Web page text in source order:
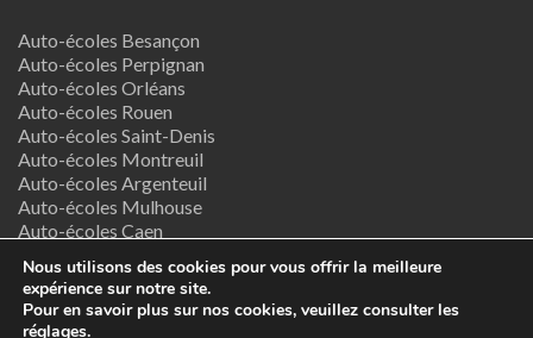
Auto-écoles Besançon
Auto-écoles Perpignan
Auto-écoles Orléans
Auto-écoles Rouen
Auto-écoles Saint-Denis
Auto-écoles Montreuil
Auto-écoles Argenteuil
Auto-écoles Mulhouse
Auto-écoles Caen
Termes & Conditions
Nous utilisons des cookies pour vous offrir la meilleure
expérience sur notre site.
Pour en savoir plus sur nos cookies, veuillez consulter les
réglages.